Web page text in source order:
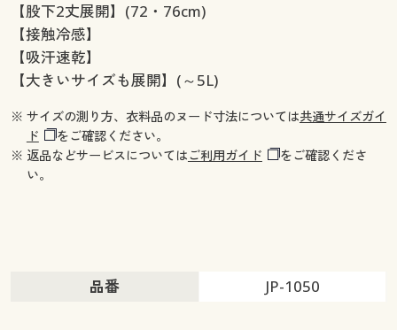
【股下2丈展開】(72・76cm)
【接触冷感】
【吸汗速乾】
【大きいサイズも展開】(～5L)
※ サイズの測り方、衣料品のヌード寸法については共通サイズガイ
ド
をご確認ください。
※ 返品などサービスについてはご利用ガイド
をご確認くださ
い。
品番 JP-1050